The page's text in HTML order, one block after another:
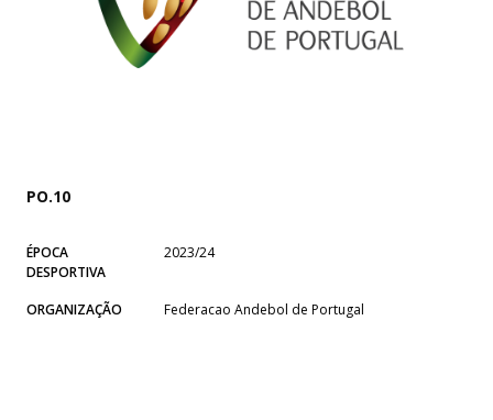
PO.10
ÉPOCA
DESPORTIVA
2023/24
ORGANIZAÇÃO Federacao Andebol de Portugal